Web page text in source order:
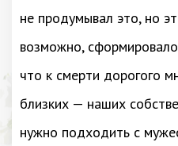
не продумывал это, но
возможно,
что к смерти дорогого
близких — наших
нужно подходить с